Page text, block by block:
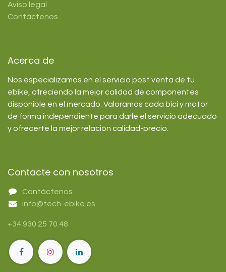
Aviso legal
Contáctenos
Acerca de
Nos especializamos en el servicio post venta de tu
ebike, ofreciendo la mejor calidad de componentes
disponible en el mercado. Valoramos cada bici y motor
de forma independiente para darle el servicio adecuado
y ofrecerte la mejor relación calidad-precio.
Contacte con nosotros
Contáctenos
info@tech-ebike.es
+34 930 25 70 48